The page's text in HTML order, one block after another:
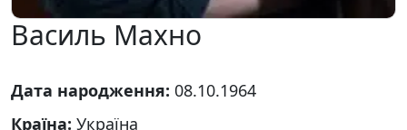
Василь Махно
Дата народження: 08.10.1964
Країна: Україна